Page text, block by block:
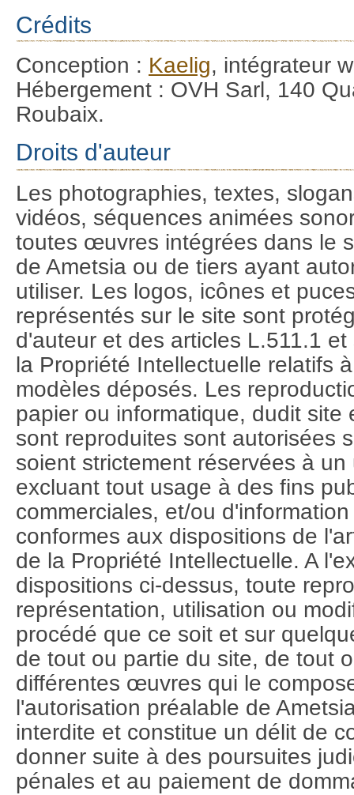
Crédits
Conception : Kaelig, intégrateur
Hébergement : OVH Sarl, 140
Roubaix.
Droits d'auteur
Les photographies, textes,
vidéos, séquences animées
toutes œuvres intégrées dans le
de Ametsia ou de tiers ayant
utiliser. Les logos, icônes et
représentés sur le site sont
d'auteur et des articles L.511.1
la Propriété Intellectuelle relatifs
modèles déposés. Les
papier ou informatique, dudit
sont reproduites sont autorisées
soient strictement réservées à
excluant tout usage à des fins
commerciales, et/ou
conformes aux dispositions de
de la Propriété Intellectuelle. A
dispositions ci-dessus, toute
représentation, utilisation ou
procédé que ce soit et sur
de tout ou partie du site, de tout
différentes œuvres qui le
l'autorisation préalable de
interdite et constitue un délit de
donner suite à des poursuites
pénales et au paiement de